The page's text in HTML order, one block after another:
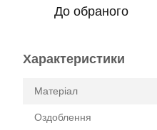
До обраного
Характеристики
Матеріал
Оздоблення